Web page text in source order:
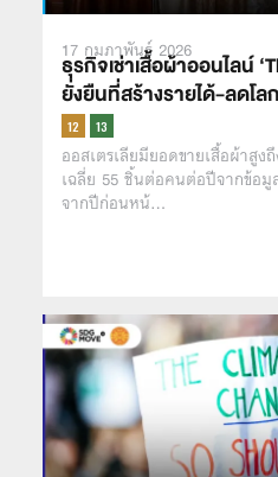
17 กุมภาพันธ์ 2026
ธุรกิจเช่าเสื้อผ้าออนไลน์
ยั่งยืนที่สร้างรายได้-ลดโ
ออสเตรเลียมียอดขายเสื้อผ้าสู
เฉลี่ย 55 ชิ้นต่อคนต่อปีจากข้อ
จากปีก่อนหน้…